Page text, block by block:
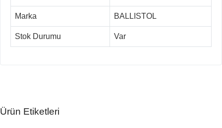
Marka BALLISTOL
Stok Durumu Var
Ürün Etiketleri